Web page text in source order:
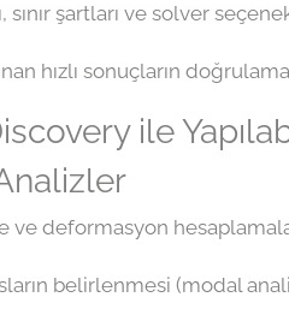
sınır şartları ve solver
hızlı sonuçların
ile
ve deformasyon
belirlenmesi (modal